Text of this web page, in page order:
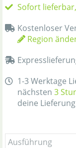
Sofort
Kostenloser
Region
1-3 Werktage
nächsten 3
deine
Ausführung